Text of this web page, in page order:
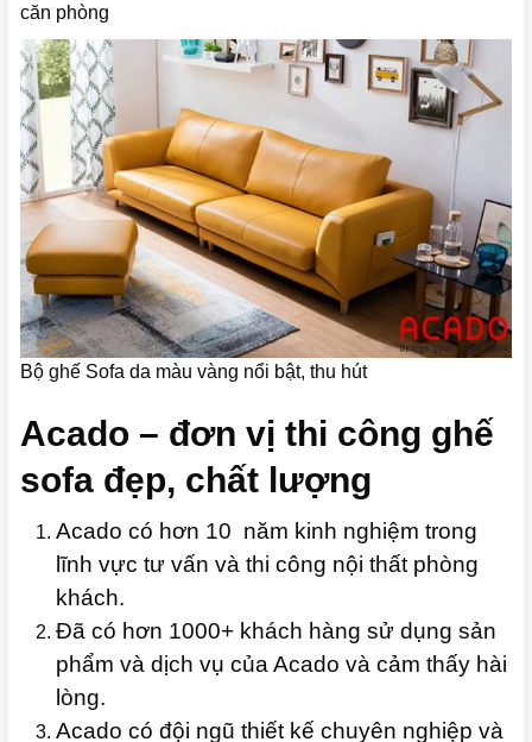
căn phòng
Bộ ghế Sofa da màu vàng nổi bật, thu hút
Acado – đơn vị thi công ghế
sofa đẹp, chất lượng
Acado có hơn 10 năm kinh nghiệm trong
lĩnh vực tư vấn và thi công nội thất phòng
khách.
Đã có hơn 1000+ khách hàng sử dụng sản
phẩm và dịch vụ của Acado và cảm thấy hài
lòng.
Acado có đội ngũ thiết kế chuyên nghiệp và